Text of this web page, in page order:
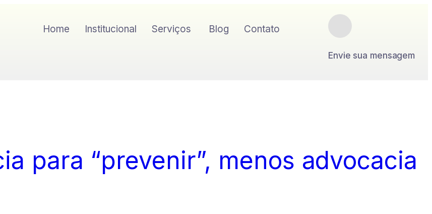
Home Institucional Serviços Blog Contato
Envie sua mensagem
para “prevenir”, menos advocacia